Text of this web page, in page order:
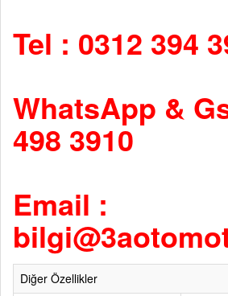
Tel : 0312 394
WhatsApp &
498 3910
Email :
Diğer Özellikler